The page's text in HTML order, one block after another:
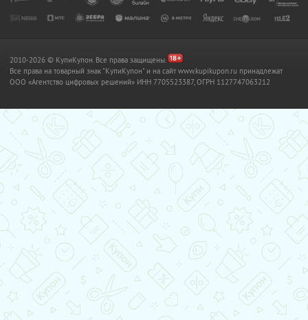
2010-2026 © КупиКупон. Все права защищены.
Все права на товарный знак "КупиКупон" и на сайт www.kupikupon.ru принадлежат
OOO «Агентство цифровых решений» ИНН 7705523387, ОГРН 1127747063212